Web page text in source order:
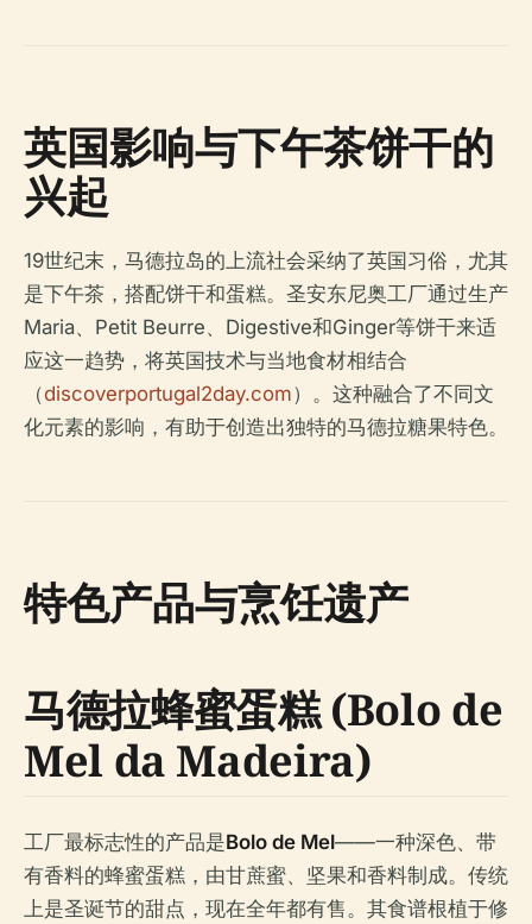
英国影响与下午茶饼干的
兴起
19世纪末，马德拉岛的上流社会采纳了英国习俗，尤其
是下午茶，搭配饼干和蛋糕。圣安东尼奥工厂通过生产
Maria、Petit Beurre、Digestive和Ginger等饼干来适
应这一趋势，将英国技术与当地食材相结合
（discoverportugal2day.com）。这种融合了不同文
化元素的影响，有助于创造出独特的马德拉糖果特色。
特色产品与烹饪遗产
马德拉蜂蜜蛋糕 (Bolo de
Mel da Madeira)
工厂最标志性的产品是Bolo de Mel——一种深色、带
有香料的蜂蜜蛋糕，由甘蔗蜜、坚果和香料制成。传统
上是圣诞节的甜点，现在全年都有售。其食谱根植于修